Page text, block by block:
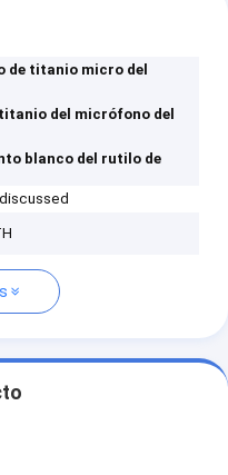
de titanio micro del
del micrófono del
blanco del rutilo de